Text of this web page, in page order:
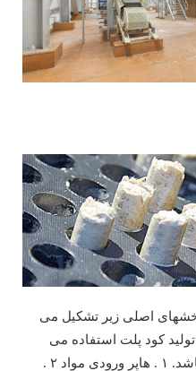
اصلی زیر تشکیل می
کود پلت استفاده می
گردد که شامل تجهیزات زیر می باشد. ۱ . هاپر ورودی مواد ۲ .